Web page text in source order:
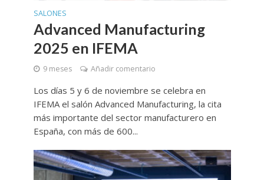
SALONES
Advanced Manufacturing
2025 en IFEMA
9 meses Añadir comentario
Los días 5 y 6 de noviembre se celebra en
IFEMA el salón Advanced Manufacturing, la cita
más importante del sector manufacturero en
España, con más de 600...